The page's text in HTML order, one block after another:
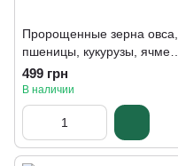
Пророщенные зерна овса,
пшеницы, кукурузы, ячменя
Добрая еда 300 г
499 грн
В наличии